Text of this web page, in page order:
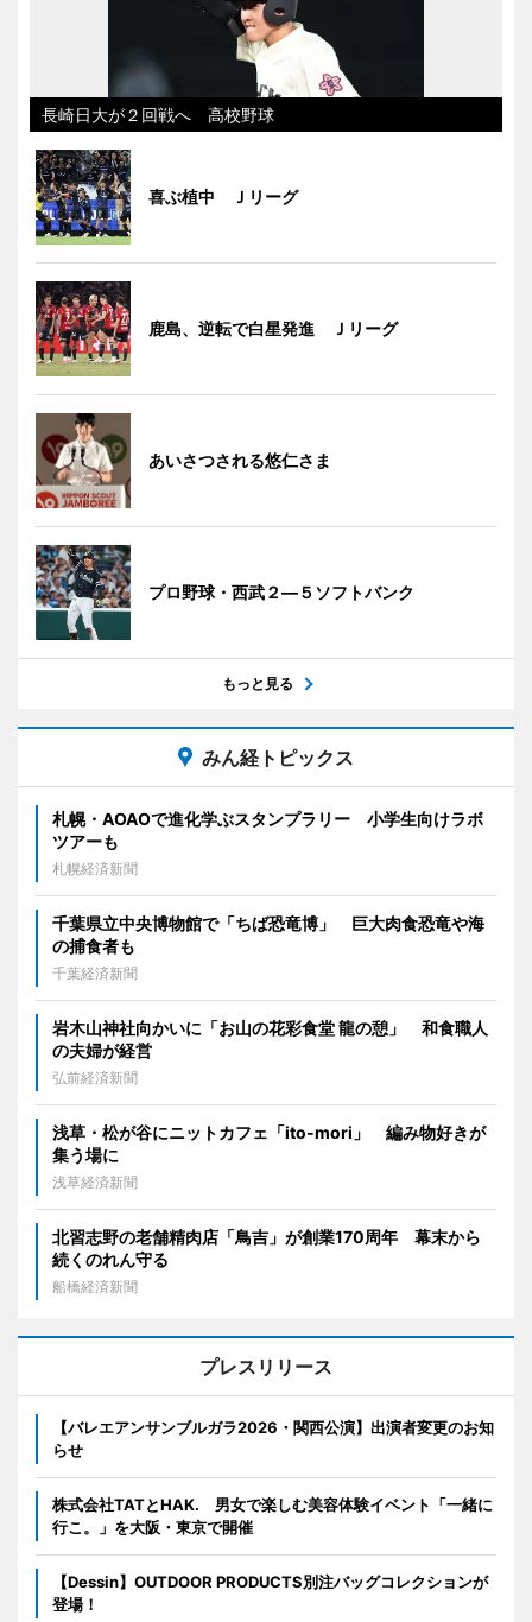
長崎日大が２回戦へ 高校野球
喜ぶ植中 Ｊリーグ
鹿島、逆転で白星発進 Ｊリーグ
あいさつされる悠仁さま
プロ野球・西武２―５ソフトバンク
もっと見る
みん経トピックス
札幌・AOAOで進化学ぶスタンプラリー 小学生向けラボ
ツアーも
札幌経済新聞
千葉県立中央博物館で「ちば恐竜博」 巨大肉食恐竜や海
の捕食者も
千葉経済新聞
岩木山神社向かいに「お山の花彩食堂 龍の憩」 和食職人
の夫婦が経営
弘前経済新聞
浅草・松が谷にニットカフェ「ito-mori」 編み物好きが
集う場に
浅草経済新聞
北習志野の老舗精肉店「鳥吉」が創業170周年 幕末から
続くのれん守る
船橋経済新聞
プレスリリース
【バレエアンサンブルガラ2026・関西公演】出演者変更のお知
らせ
株式会社TATとHAK. 男女で楽しむ美容体験イベント「一緒に
行こ。」を大阪・東京で開催
【Dessin】OUTDOOR PRODUCTS別注バッグコレクションが
登場！